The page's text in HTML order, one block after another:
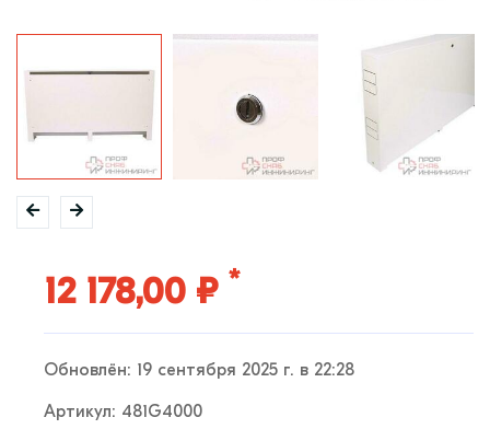
12 178,00 ₽ *
Обновлён: 19 сентября 2025 г. в 22:28
Артикул: 481G4000